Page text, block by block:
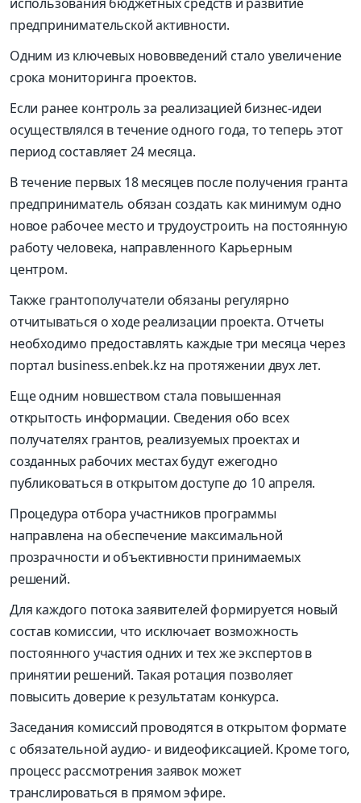
предпринимательской активности.
Одним из ключевых нововведений стало увеличение
срока мониторинга проектов.
Если ранее контроль за реализацией бизнес-идеи
осуществлялся в течение одного года, то теперь этот
период составляет 24 месяца.
В течение первых 18 месяцев после получения гранта
предприниматель обязан создать как минимум одно
новое рабочее место и трудоустроить на постоянную
работу человека, направленного Карьерным
центром.
Также грантополучатели обязаны регулярно
отчитываться о ходе реализации проекта. Отчеты
необходимо предоставлять каждые три месяца через
портал business.enbek.kz на протяжении двух лет.
Еще одним новшеством стала повышенная
открытость информации. Сведения обо всех
получателях грантов, реализуемых проектах и
созданных рабочих местах будут ежегодно
публиковаться в открытом доступе до 10 апреля.
Процедура отбора участников программы
направлена на обеспечение максимальной
прозрачности и объективности принимаемых
решений.
Для каждого потока заявителей формируется новый
состав комиссии, что исключает возможность
постоянного участия одних и тех же экспертов в
принятии решений. Такая ротация позволяет
повысить доверие к результатам конкурса.
Заседания комиссий проводятся в открытом формате
с обязательной аудио- и видеофиксацией. Кроме того,
процесс рассмотрения заявок может
транслироваться в прямом эфире.